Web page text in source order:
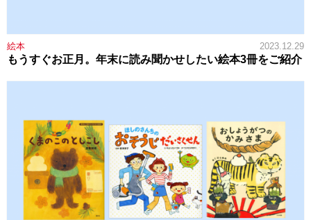
絵本 2023.12.29
もうすぐお正月。年末に読み聞かせしたい絵本3冊をご紹介